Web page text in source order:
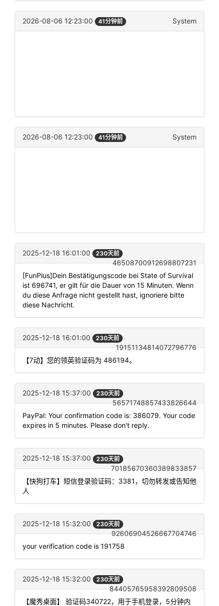
2026-08-06 12:23:00 41分钟前 System
2026-08-06 12:23:00 41分钟前 System
2025-12-18 16:01:00 230天前
46508700912698807231
[FunPlus]Dein Bestätigungscode bei State of Survival
ist 696741, er gilt für die Dauer von 15 Minuten. Wenn
du diese Anfrage nicht gestellt hast, ignoriere bitte
diese Nachricht.
2025-12-18 16:01:00 230天前
19151134814072796776
【7动】您的领英验证码为 486194。
2025-12-18 15:37:00 230天前
56571748857433826644
PayPal: Your confirmation code is: 386079. Your code
expires in 5 minutes. Please don't reply.
2025-12-18 15:37:00 230天前
70185670360389833857
【快狗打车】短信登录验证码：3381，切勿转发或告知他
人
2025-12-18 15:32:00 230天前
92606904526667704746
your verification code is 191758
2025-12-18 15:32:00 230天前
84405765958392809508
【魔秀桌面】 验证码340722，用于手机登录，5分钟内